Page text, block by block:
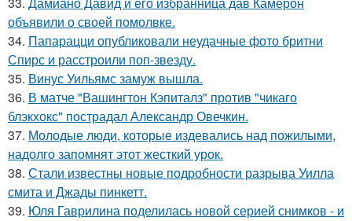
объявили о своей помолвке.
34. Папарацци опубликовали неудачные фото бритни
Спирс и расстроили поп-звезду.
35. Винус Уильямс замуж вышла.
36. В матче "Вашингтон Кэпиталз" против "чикаго
блэкхокс" пострадал Александр Овечкин.
37. Молодые люди, которые издевались над пожилыми,
надолго запомнят этот жесткий урок.
38. Стали известны новые подробности разрыва Уилла
смита и Джады пинкетт.
39. Юля Гаврилина поделилась новой серией снимков - и